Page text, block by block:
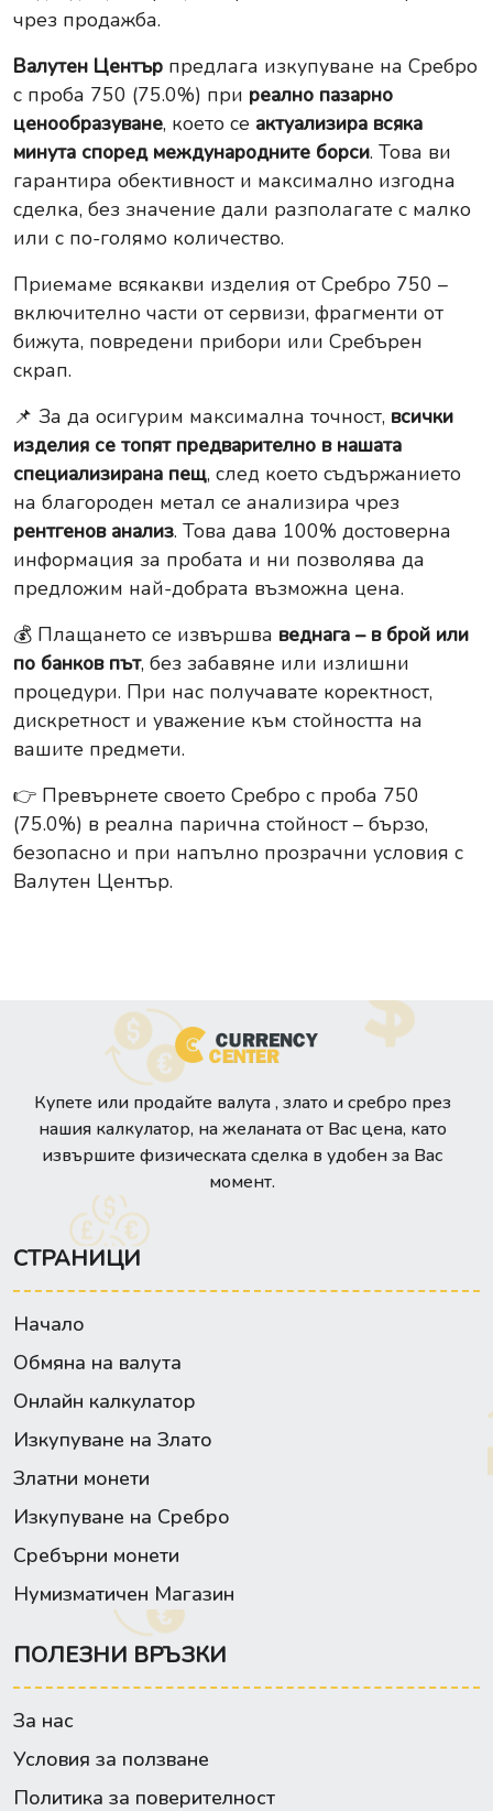
чрез продажба.
Валутен Център предлага изкупуване на Сребро
с проба 750 (75.0%) при реално пазарно
ценообразуване, което се актуализира всяка
минута според международните борси. Това ви
гарантира обективност и максимално изгодна
сделка, без значение дали разполагате с малко
или с по-голямо количество.
Приемаме всякакви изделия от Сребро 750 –
включително части от сервизи, фрагменти от
бижута, повредени прибори или Сребърен
скрап.
📌 За да осигурим максимална точност, всички
изделия се топят предварително в нашата
специализирана пещ, след което съдържанието
на благороден метал се анализира чрез
рентгенов анализ. Това дава 100% достоверна
информация за пробата и ни позволява да
предложим най-добрата възможна цена.
💰 Плащането се извършва веднага – в брой или
по банков път, без забавяне или излишни
процедури. При нас получавате коректност,
дискретност и уважение към стойността на
вашите предмети.
👉 Превърнете своето Сребро с проба 750
(75.0%) в реална парична стойност – бързо,
безопасно и при напълно прозрачни условия с
Валутен Център.
Купете или продайте валута , злато и сребро през
нашия калкулатор, на желаната от Вас цена, като
извършите физическата сделка в удобен за Вас
момент.
СТРАНИЦИ
Начало
Обмяна на валута
Онлайн калкулатор
Изкупуване на Злато
Златни монети
Изкупуване на Сребро
Сребърни монети
Нумизматичен Магазин
ПОЛЕЗНИ ВРЪЗКИ
За нас
Условия за ползване
Политика за поверителност